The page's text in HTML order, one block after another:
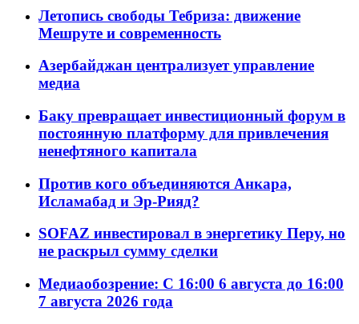
Летопись свободы Тебриза: движение
Мешруте и современность
Азербайджан централизует управление
медиа
Баку превращает инвестиционный форум в
постоянную платформу для привлечения
ненефтяного капитала
Против кого объединяются Анкара,
Исламабад и Эр-Рияд?
SOFAZ инвестировал в энергетику Перу, но
не раскрыл сумму сделки
Медиаобозрение: С 16:00 6 августа до 16:00
7 августа 2026 года